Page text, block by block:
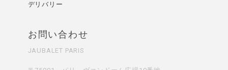
デリバリー
お問い合わせ
JAUBALET PARIS